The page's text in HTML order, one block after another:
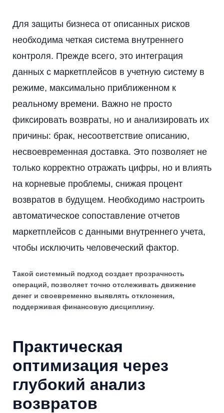
Для защиты бизнеса от описанных рисков
необходима четкая система внутреннего
контроля. Прежде всего, это интеграция
данных с маркетплейсов в учетную систему в
режиме, максимально приближенном к
реальному времени. Важно не просто
фиксировать возвраты, но и анализировать их
причины: брак, несоответствие описанию,
несвоевременная доставка. Это позволяет не
только корректно отражать цифры, но и влиять
на корневые проблемы, снижая процент
возвратов в будущем. Необходимо настроить
автоматическое сопоставление отчетов
маркетплейсов с данными внутреннего учета,
чтобы исключить человеческий фактор.
Такой системный подход создает прозрачность
операций, позволяет точно отслеживать движение
денег и своевременно выявлять отклонения,
поддерживая финансовую дисциплину.
Практическая
оптимизация через
глубокий анализ
возвратов